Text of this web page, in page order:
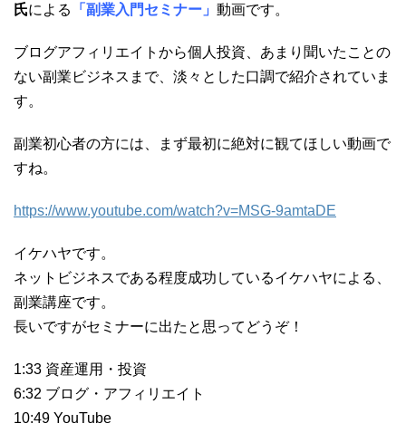
氏による 「副業入門セミナー」 動画です。
ブログアフィリエイトから個人投資、あまり聞いたことの
ない副業ビジネスまで、淡々とした口調で紹介されていま
す。
副業初心者の方には、まず最初に絶対に観てほしい動画で
すね。
https://www.youtube.com/watch?v=MSG-9amtaDE
イケハヤです。
ネットビジネスである程度成功しているイケハヤによる、
副業講座です。
長いですがセミナーに出たと思ってどうぞ！
1:33 資産運用・投資
6:32 ブログ・アフィリエイト
10:49 YouTube